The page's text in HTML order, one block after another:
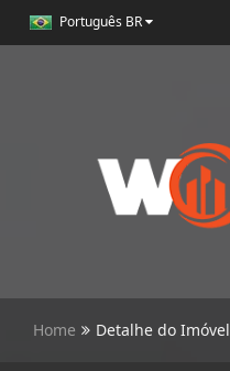
Português BR
Home Detalhe do Imóvel